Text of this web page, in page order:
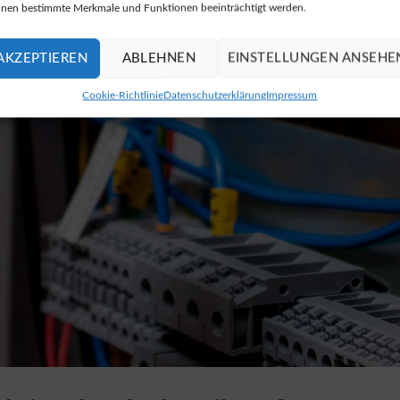
bestimmte Merkmale und Funktionen beeinträchtigt werden.
ABLEHNEN EINSTELLUNGEN
Cookie-RichtlinieDatenschutzerklärungImpressum